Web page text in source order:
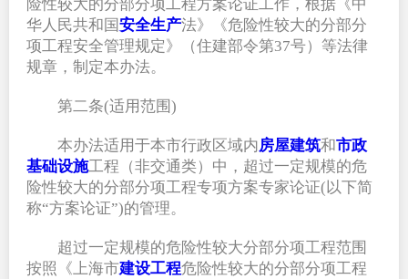
险性较大的分部分项工程方案论证工作，根据《中
华人民共和国安全生产法》《危险性较大的分部分
项工程安全管理规定》（住建部令第37号）等法律
规章，制定本办法。
第二条(适用范围)
本办法适用于本市行政区域内房屋建筑和市政
基础设施工程（非交通类）中，超过一定规模的危
险性较大的分部分项工程专项方案专家论证(以下简
称“方案论证”)的管理。
超过一定规模的危险性较大分部分项工程范围
按照《上海市建设工程危险性较大的分部分项工程